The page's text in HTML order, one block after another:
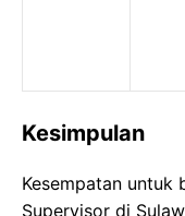
Kesimpulan
Kesempatan untuk
Supervisor di